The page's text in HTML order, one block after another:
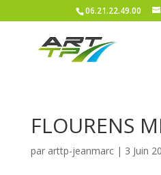
06.21.22.49.00
FLOURENS
par arttp-jeanmarc| 3 Juin